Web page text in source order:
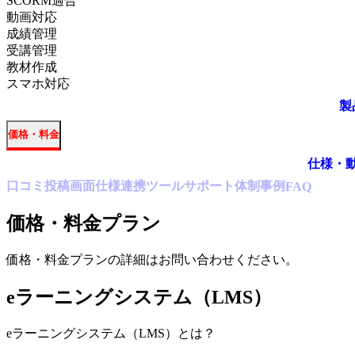
動画対応
成績管理
受講管理
教材作成
スマホ対応
製
価格・料金
仕様・
口コミ 投稿画面仕様連携ツールサポート体制 事例FAQ
価格・料金プラン
価格・料金プランの詳細はお問い合わせください。
eラーニングシステム（LMS）
eラーニングシステム（LMS） とは？